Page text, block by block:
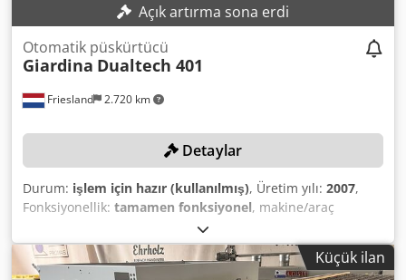
Açık artırma sona erdi
Friesland 2.720 km
Otomatik püskürtücü
Giardina Dualtech 401
Detaylar
Durum: işlem için hazır (kullanılmış), Üretim yılı: 2007,
Fonksiyonellik: tamamen fonksiyonel, makine/araç
, çalışma genişliği:
kapasitesi:12.000 m³/saat, toplam ağırlık:5.000 kg, iş
parçası yüksekliği (maks.):80 mm, Teklif vermek, en geç
Küçük ilan